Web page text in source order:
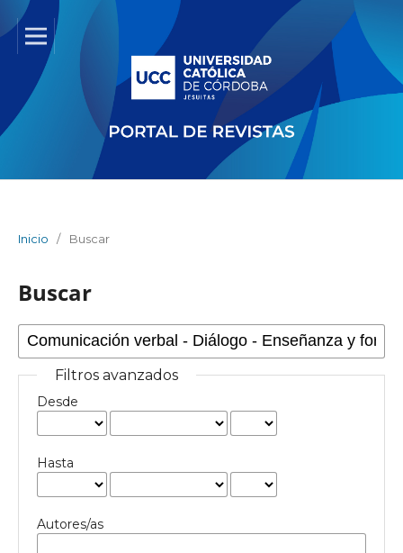
Inicio / Buscar
Buscar
Filtros avanzados
Desde
Hasta
Autores/as